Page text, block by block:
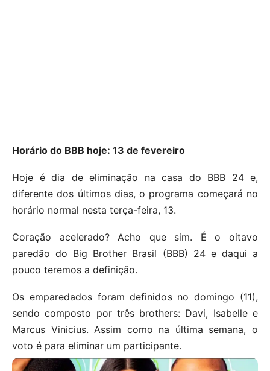
Horário do BBB hoje: 13 de fevereiro
Hoje é dia de eliminação na casa do BBB 24 e,
diferente dos últimos dias, o programa começará no
horário normal nesta terça-feira, 13.
Coração acelerado? Acho que sim. É o oitavo
paredão do Big Brother Brasil (BBB) 24 e daqui a
pouco teremos a definição.
Os emparedados foram definidos no domingo (11),
sendo composto por três brothers: Davi, Isabelle e
Marcus Vinicius. Assim como na última semana, o
voto é para eliminar um participante.